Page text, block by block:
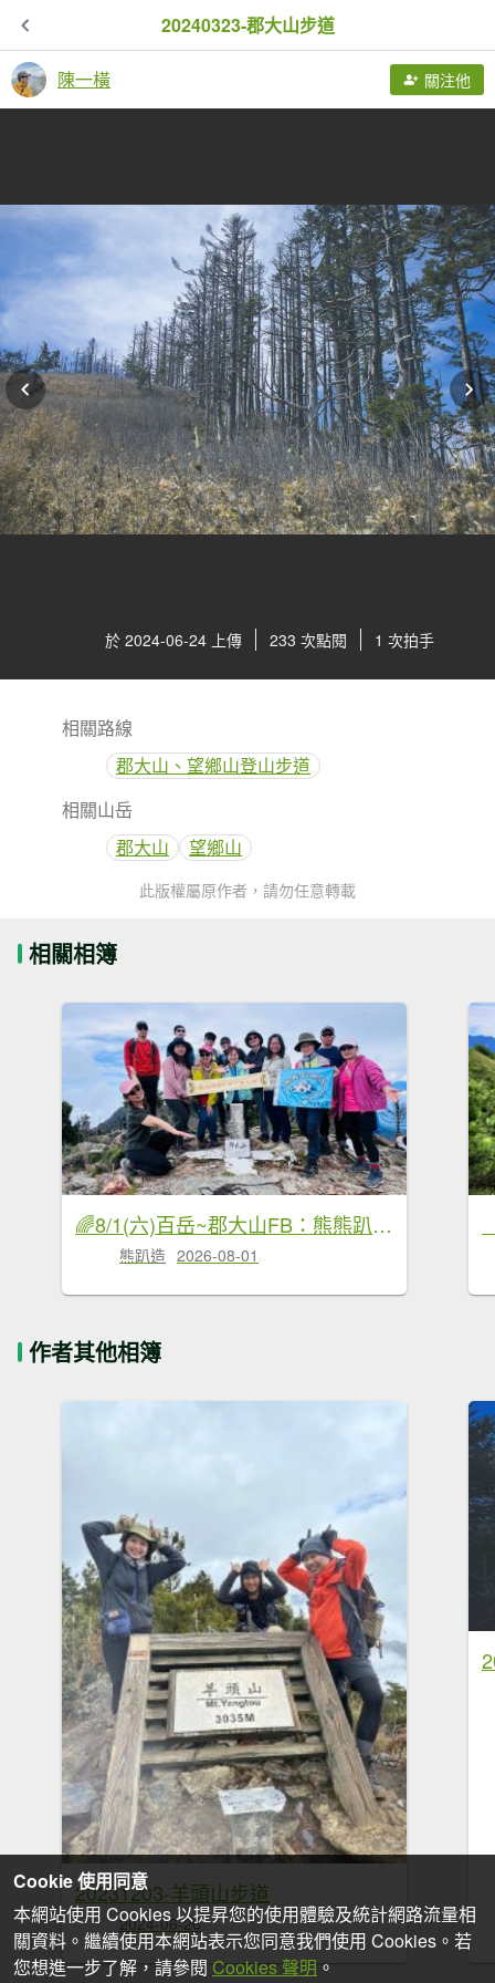
20240323-郡大山步道
陳一橫 關注他
於 2024-06-24 上傳 233 次點閱 1 次拍手
相關路線
郡大山、望鄉山登山步道
相關山岳
郡大山
望鄉山
此版權屬原作者，請勿任意轉載
相關相簿
🌈8/1(六)百岳~郡大山FB：熊熊趴爬走(富裕登山社)🌈
熊趴造 2026-08-01
作者其他相簿
20231203-羊頭山步道
2024-06-26
Cookie 使用同意
本網站使用 Cookies 以提昇您的使用體驗及統計網路流量相
關資料。繼續使用本網站表示您同意我們使用 Cookies。若
您想進一步了解，請參閱 Cookies 聲明 。